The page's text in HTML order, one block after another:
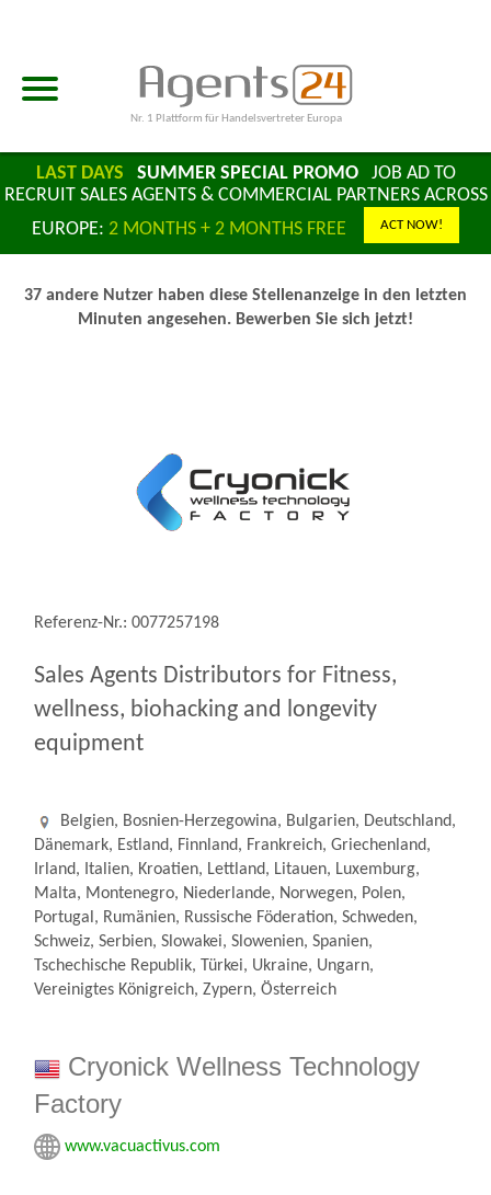
Nr. 1 Plattform für Handelsvertreter Europa
LAST DAYS SUMMER SPECIAL PROMOJOB AD TO
RECRUIT SALES AGENTS & COMMERCIAL PARTNERS ACROSS
EUROPE: 2 MONTHS + 2 MONTHS FREE ACT NOW!
37 andere Nutzer haben diese Stellenanzeige in den letzten
Minuten angesehen. Bewerben Sie sich jetzt!
Referenz-Nr.: 0077257198
Sales Agents Distributors for Fitness,
wellness, biohacking and longevity
equipment
Belgien, Bosnien-Herzegowina, Bulgarien, Deutschland,
Dänemark, Estland, Finnland, Frankreich, Griechenland,
Irland, Italien, Kroatien, Lettland, Litauen, Luxemburg,
Malta, Montenegro, Niederlande, Norwegen, Polen,
Portugal, Rumänien, Russische Föderation, Schweden,
Schweiz, Serbien, Slowakei, Slowenien, Spanien,
Tschechische Republik, Türkei, Ukraine, Ungarn,
Vereinigtes Königreich, Zypern, Österreich
Cryonick Wellness Technology
Factory
www.vacuactivus.com